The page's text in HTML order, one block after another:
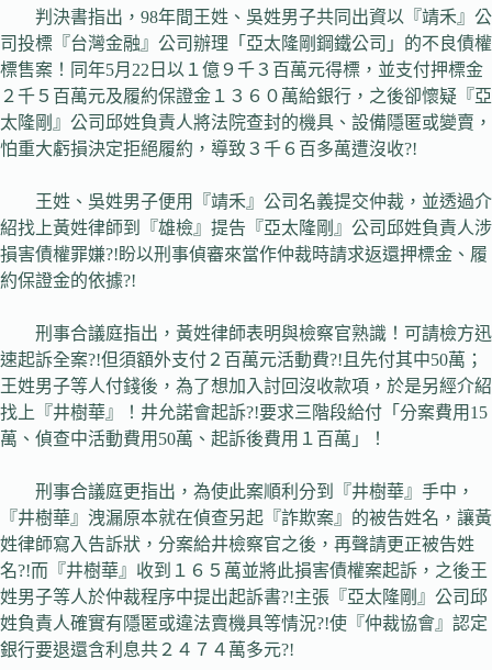
判決書指出，98年間王姓、吳姓男子共同出資以『靖禾』公
司投標『台灣金融』公司辦理「亞太隆剛鋼鐵公司」的不良債權
標售案！同年5月22日以１億９千３百萬元得標，並支付押標金
２千５百萬元及履約保證金１３６０萬給銀行，之後卻懷疑『亞
太隆剛』公司邱姓負責人將法院查封的機具、設備隱匿或變賣，
怕重大虧損決定拒絕履約，導致３千６百多萬遭沒收?!
王姓、吳姓男子便用『靖禾』公司名義提交仲裁，並透過介
紹找上黃姓律師到『雄檢』提告『亞太隆剛』公司邱姓負責人涉
損害債權罪嫌?!盼以刑事偵審來當作仲裁時請求返還押標金、履
約保證金的依據?!
刑事合議庭指出，黃姓律師表明與檢察官熟識！可請檢方迅
速起訴全案?!但須額外支付２百萬元活動費?!且先付其中50萬；
王姓男子等人付錢後，為了想加入討回沒收款項，於是另經介紹
找上『井樹華』！井允諾會起訴?!要求三階段給付「分案費用15
萬、偵查中活動費用50萬、起訴後費用１百萬」！
刑事合議庭更指出，為使此案順利分到『井樹華』手中，
『井樹華』洩漏原本就在偵查另起『詐欺案』的被告姓名，讓黃
姓律師寫入告訴狀，分案給井檢察官之後，再聲請更正被告姓
名?!而『井樹華』收到１６５萬並將此損害債權案起訴，之後王
姓男子等人於仲裁程序中提出起訴書?!主張『亞太隆剛』公司邱
姓負責人確實有隱匿或違法賣機具等情況?!使『仲裁協會』認定
銀行要退還含利息共２４７４萬多元?!